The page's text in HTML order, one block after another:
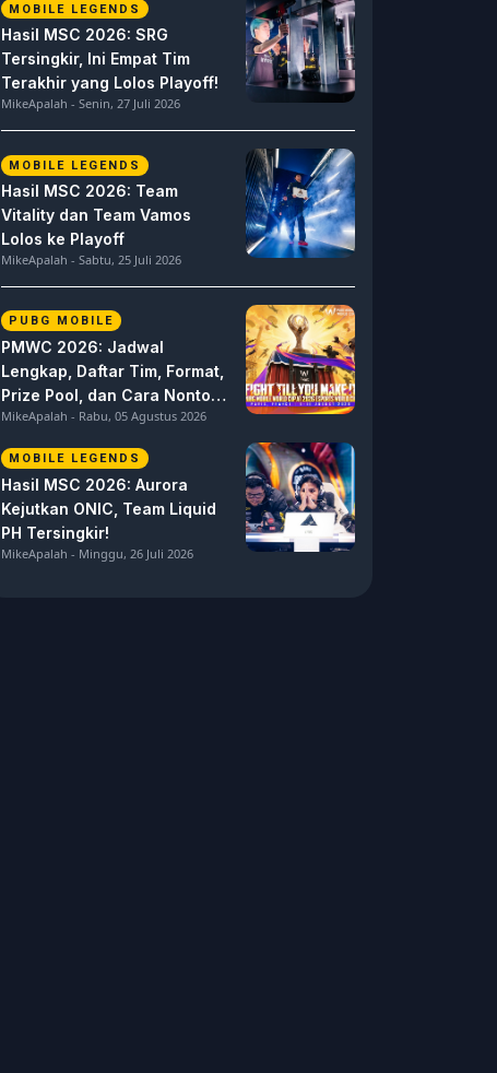
MOBILE LEGENDS
Hasil MSC 2026: SRG
Tersingkir, Ini Empat Tim
Terakhir yang Lolos Playoff!
MikeApalah - Senin, 27 Juli 2026
MOBILE LEGENDS
Hasil MSC 2026: Team
Vitality dan Team Vamos
Lolos ke Playoff
MikeApalah - Sabtu, 25 Juli 2026
PUBG MOBILE
PMWC 2026: Jadwal
Lengkap, Daftar Tim, Format,
Prize Pool, dan Cara Nonton
PUBG MOBILE World Cup
MikeApalah - Rabu, 05 Agustus 2026
MOBILE LEGENDS
Hasil MSC 2026: Aurora
Kejutkan ONIC, Team Liquid
PH Tersingkir!
MikeApalah - Minggu, 26 Juli 2026